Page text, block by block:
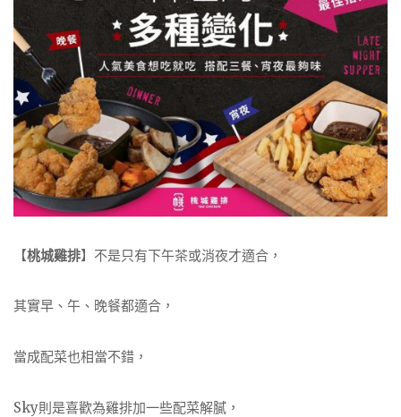
【桃城雞排】不是只有下午茶或消夜才適合，
其實早、午、晚餐都適合，
當成配菜也相當不錯，
Sky則是喜歡為雞排加一些配菜解膩，